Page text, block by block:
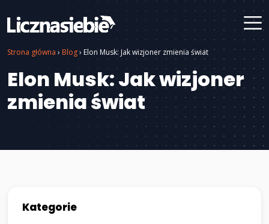
Strona główna › Blog› Elon Musk: Jak wizjoner zmienia świat
Elon Musk: Jak wizjoner
zmienia świat
Kategorie